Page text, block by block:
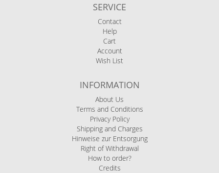
SERVICE
Contact
Help
Cart
Account
Wish List
INFORMATION
About Us
Terms and Conditions
Privacy Policy
Shipping and Charges
Hinweise zur Entsorgung
Right of Withdrawal
How to order?
Credits